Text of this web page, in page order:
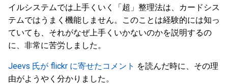
イルシステムでは上手くいく「超」整理法は、カードシス
テムではうまく機能しません。このことは経験的には知っ
ていても、それがなぜ上手くいかないのかを説明するの
に、非常に苦労しました。
Jeevs 氏が flickr に寄せたコメント を読んだ時に、その理
由がようやく分かりました。